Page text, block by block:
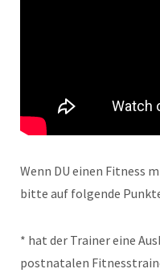
Wenn DU einen Fitness
bitte auf folgende
* hat der Trainer eine
postnatalen